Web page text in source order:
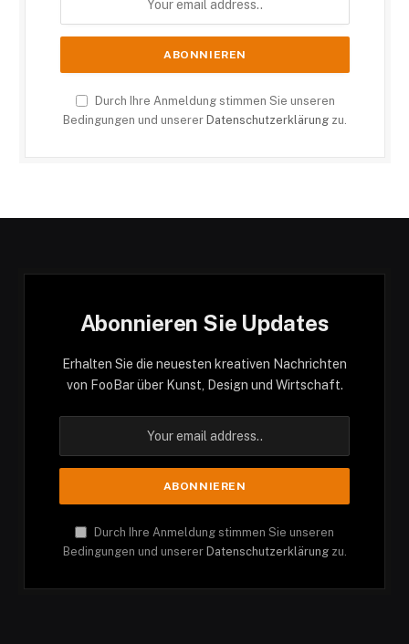
Durch Ihre Anmeldung stimmen Sie unseren
Bedingungen und unserer Datenschutzerklärung zu.
Abonnieren Sie Updates
Erhalten Sie die neuesten kreativen Nachrichten
von FooBar über Kunst, Design und Wirtschaft.
Durch Ihre Anmeldung stimmen Sie unseren
Bedingungen und unserer Datenschutzerklärungzu.